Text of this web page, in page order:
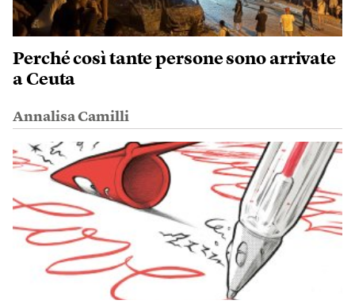
Perché così tante persone sono arrivate
a Ceuta
Annalisa Camilli